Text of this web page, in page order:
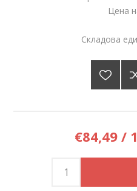
Цена
Складова
€84,49 /